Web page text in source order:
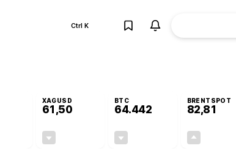
Ctrl K
XAGUSD
61,50
BTC
64.442
BRENTSPOT
82,81